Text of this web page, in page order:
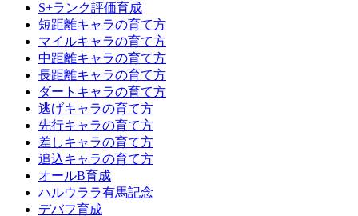
S+ランク評価育成
短距離キャラの育て方
マイルキャラの育て方
中距離キャラの育て方
長距離キャラの育て方
ダートキャラの育て方
逃げキャラの育て方
先行キャラの育て方
差しキャラの育て方
追込キャラの育て方
オールB育成
ハルウララ有馬記念
デバフ育成